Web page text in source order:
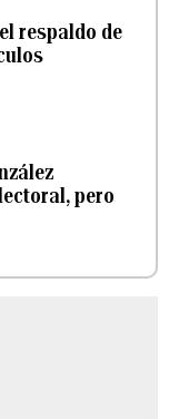
respaldo de
pero